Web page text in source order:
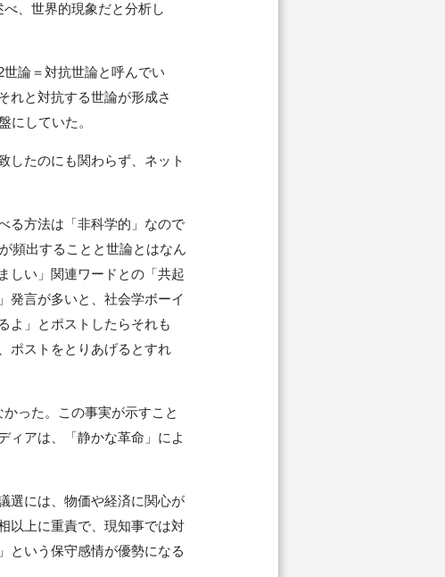
、世界的現象だと分析し
論＝対抗世論と呼んでい
れと対抗する世論が形成さ
にしていた。
したのにも関わらず、ネット
る方法は「非科学的」なので
頻出することと世論とはなん
しい」関連ワードとの「共起
発言が多いと、社会学ボーイ
よ」とポストしたらそれも
ポストをとりあげるとすれ
った。この事実が示すこと
ィアは、「静かな革命」によ
選には、物価や経済に関心が
以上に重責で、現知事では対
という保守感情が優勢になる